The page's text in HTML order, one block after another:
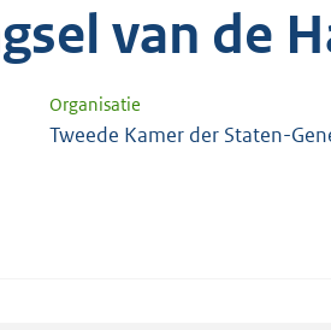
van de
Organisatie
Tweede Kamer der Staten-